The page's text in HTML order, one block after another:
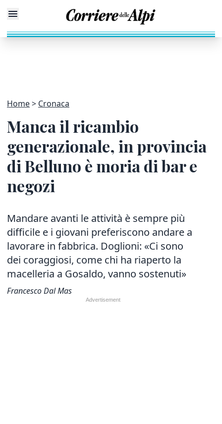
Home Cronaca
Manca il ricambio
generazionale, in provincia
di Belluno è moria di bar e
negozi
Mandare avanti le attività è sempre più
difficile e i giovani preferiscono andare a
lavorare in fabbrica. Doglioni: «Ci sono
dei coraggiosi, come chi ha riaperto la
macelleria a Gosaldo, vanno sostenuti»
Francesco Dal Mas